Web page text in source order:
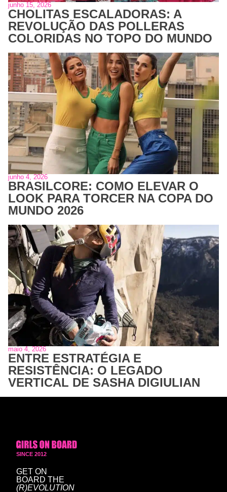
junho 15, 2026
CHOLITAS ESCALADORAS: A
REVOLUÇÃO DAS POLLERAS
COLORIDAS NO TOPO DO MUNDO
junho 4, 2026
BRASILCORE: COMO ELEVAR O
LOOK PARA TORCER NA COPA DO
MUNDO 2026
maio 4, 2026
ENTRE ESTRATÉGIA E
RESISTÊNCIA: O LEGADO
VERTICAL DE SASHA DIGIULIAN
SINCE 2012
GET ON
BOARD THE
(R)EVOLUTION